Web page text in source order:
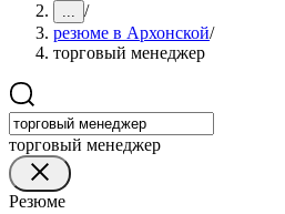
... /
резюме в Архонской/
торговый менеджер
торговый менеджер
Резюме